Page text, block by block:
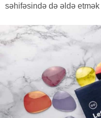
səhifəsində də əldə etmək